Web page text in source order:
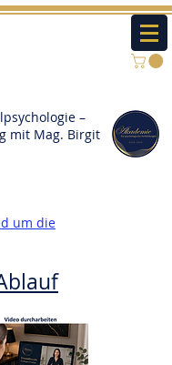
–
mit Mag. Birgit
um die